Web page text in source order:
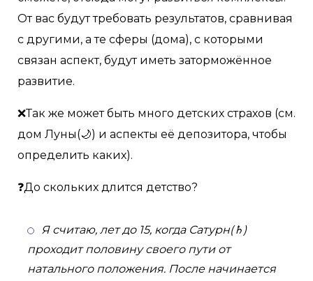
От вас будут требовать результатов, сравнивая
с другими, а те сферы (дома), с которыми
связан аспект, будут иметь заторможённое
развитие.
❌Так же может быть много детских страхов (см.
дом Луны(🌙) и аспекты её депозитора, чтобы
определить каких).
❓До скольких длится детство?
Я считаю, лет до 15, когда Сатурн(♄)
проходит половину своего пути от
натального положения. После начинается